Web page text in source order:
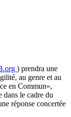
) prendra une
au genre et au
en Commun»,
dans le cadre du
réponse concertée